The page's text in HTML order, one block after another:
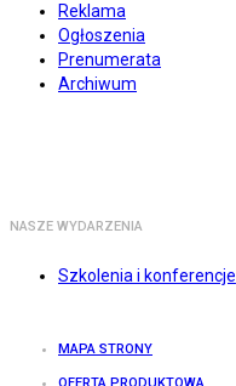
Reklama
Ogłoszenia
Prenumerata
Archiwum
NASZE WYDARZENIA
Szkolenia i konferencje
MAPA STRONY